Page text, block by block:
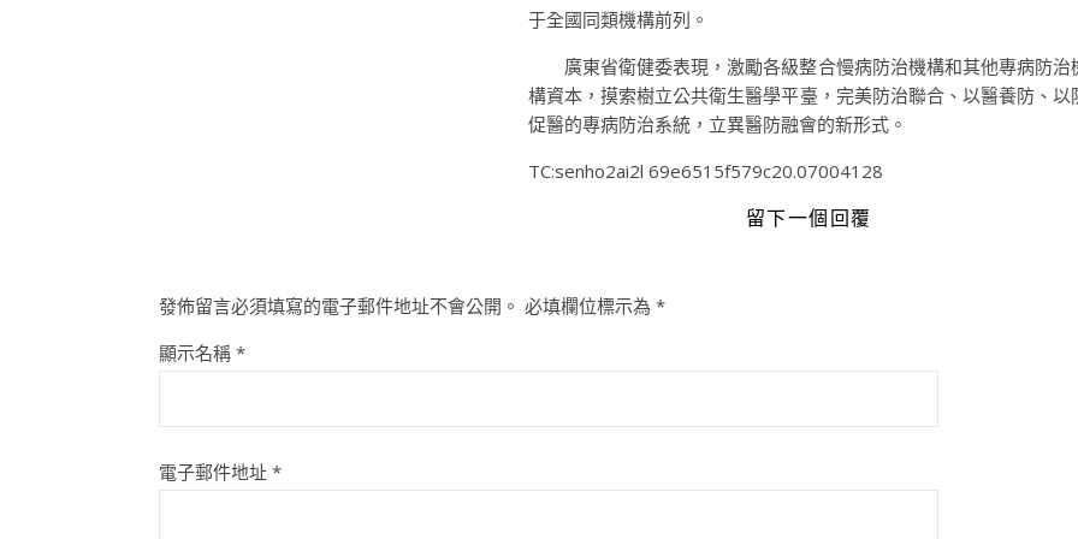
于全國同類機構前列。
廣東省衛健委表現，激勵各級整合慢病防治機構和其他專病防治
構資本，摸索樹立公共衛生醫學平臺，完美防治聯合、以醫養防、以
促醫的專病防治系統，立異醫防融會的新形式。
TC:senho2ai2l 69e6515f579c20.07004128
留下一個回覆
發佈留言必須填寫的電子郵件地址不會公開。 必填欄位標示為 *
顯示名稱 *
電子郵件地址 *